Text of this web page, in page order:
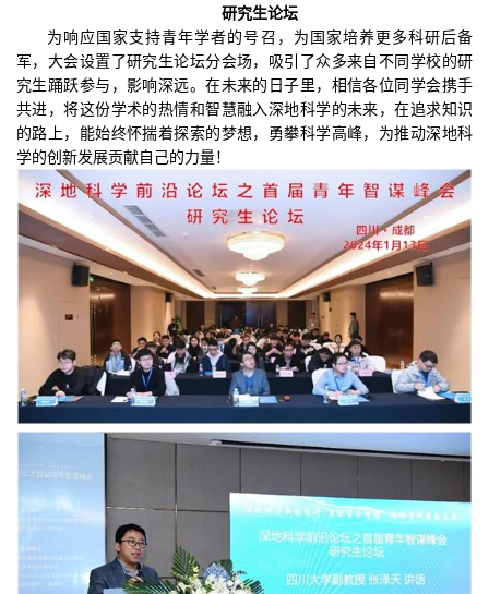
研究生论坛
为响应国家支持青年学者的号召，为国家培养更多科研后备
军，大会设置了研究生论坛分会场，吸引了众多来自不同学校的研
究生踊跃参与，影响深远。在未来的日子里，相信各位同学会携手
共进，将这份学术的热情和智慧融入深地科学的未来，在追求知识
的路上，能始终怀揣着探索的梦想，勇攀科学高峰，为推动深地科
学的创新发展贡献自己的力量！